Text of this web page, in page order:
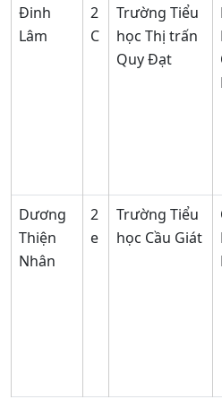
Đinh
Lâm
2
C
Trường Tiểu
học Thị trấn
Quy Đạt
Dương
Thiện
Nhân
2
e
Trường Tiểu
học Cầu Giát